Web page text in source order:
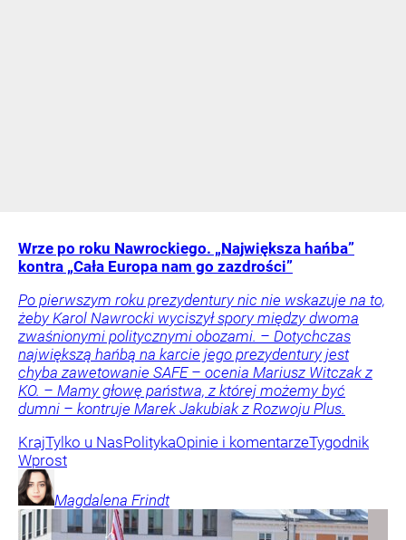
Wrze po roku Nawrockiego. „Największa hańba”
kontra „Cała Europa nam go zazdrości”
Po pierwszym roku prezydentury nic nie wskazuje na to,
żeby Karol Nawrocki wyciszył spory między dwoma
zwaśnionymi politycznymi obozami. – Dotychczas
największą hańbą na karcie jego prezydentury jest
chyba zawetowanie SAFE – ocenia Mariusz Witczak z
KO. – Mamy głowę państwa, z której możemy być
dumni – kontruje Marek Jakubiak z Rozwoju Plus.
KrajTylko u NasPolitykaOpinie i komentarzeTygodnik
Wprost
Magdalena Frindt